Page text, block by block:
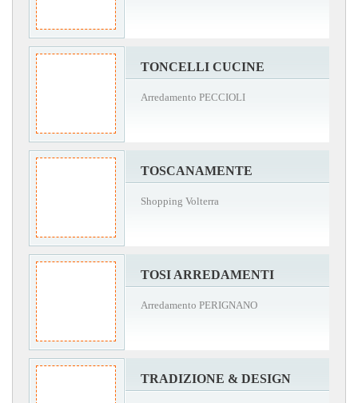
TONCELLI CUCINE
Arredamento PECCIOLI
TOSCANAMENTE
Shopping Volterra
TOSI ARREDAMENTI
Arredamento PERIGNANO
TRADIZIONE & DESIGN